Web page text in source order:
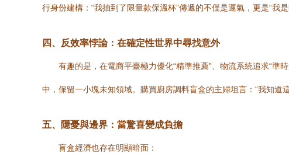
行身份建構：“我抽到了限量款保溫杯”傳遞的不僅是運氣，更是“我
四、反效率悖論：在確定性世界中尋找意外
有趣的是，在電商平臺極力優化“精準推薦”、物流系統追求“
中，保留一小塊未知領域。購買廚房調料盲盒的主婦坦言：“我知道
五、隱憂與邊界：當驚喜變成負擔
盲盒經濟也存在明顯暗面：